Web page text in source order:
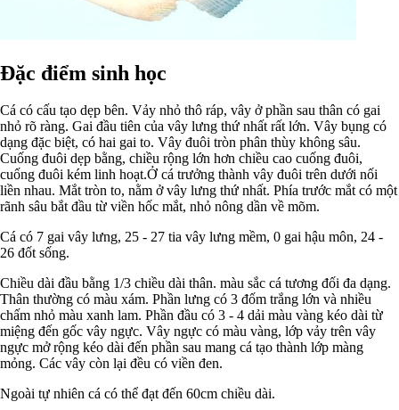
Đặc điểm sinh học
Cá có cấu tạo dẹp bên. Vảy nhỏ thô ráp, vây ở phần sau thân có gai
nhỏ rõ ràng. Gai đầu tiên của vây lưng thứ nhất rất lớn. Vây bụng có
dạng đặc biệt, có hai gai to. Vây đuôi tròn phân thùy không sâu.
Cuống đuôi dẹp bằng, chiều rộng lớn hơn chiều cao cuống đuôi,
cuống đuôi kém linh hoạt.Ở cá trưởng thành vây đuôi trên dưới nối
liền nhau. Mắt tròn to, nằm ở vây lưng thứ nhất. Phía trước mắt có một
rãnh sâu bắt đầu từ viền hốc mắt, nhỏ nông dần về mõm.
Cá có 7 gai vây lưng, 25 - 27 tia vây lưng mềm, 0 gai hậu môn, 24 -
26 đốt sống.
Chiều dài đầu bằng 1/3 chiều dài thân. màu sắc cá tương đối đa dạng.
Thân thường có màu xám. Phần lưng có 3 đốm trắng lớn và nhiều
chấm nhỏ màu xanh lam. Phần đầu có 3 - 4 dải màu vàng kéo dài từ
miệng đến gốc vây ngực. Vây ngực có màu vàng, lớp vảy trên vây
ngực mở rộng kéo dài đến phần sau mang cá tạo thành lớp màng
mỏng. Các vây còn lại đều có viền đen.
Ngoài tự nhiên cá có thể đạt đến 60cm chiều dài.